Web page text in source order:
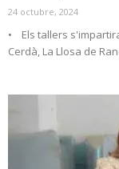
24 octubre, 2024
• Els tallers
Cerdà, La Llosa de